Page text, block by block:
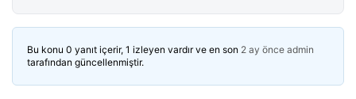
Bu konu 0 yanıt içerir, 1 izleyen vardır ve en son 2 ay önce admin
tarafından güncellenmiştir.